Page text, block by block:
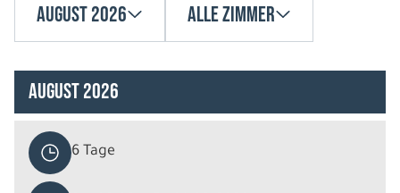
August 2026 Alle Zimmer
August 2026
6 Tage